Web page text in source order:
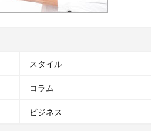
スタイル
コラム
ビジネス